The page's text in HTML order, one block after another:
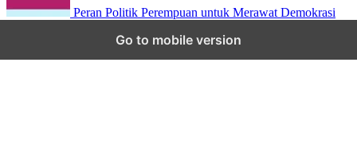
Peran Politik Perempuan untuk Merawat Demokrasi
Go to mobile version